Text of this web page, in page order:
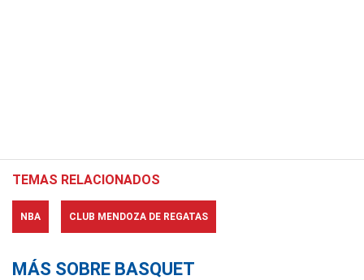
TEMAS RELACIONADOS
NBA CLUB MENDOZA DE REGATAS
MÁS SOBRE BASQUET